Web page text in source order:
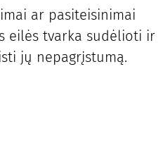
ar pasiteisinimai
eilės tvarka sudėlioti ir
jų nepagrįstumą.